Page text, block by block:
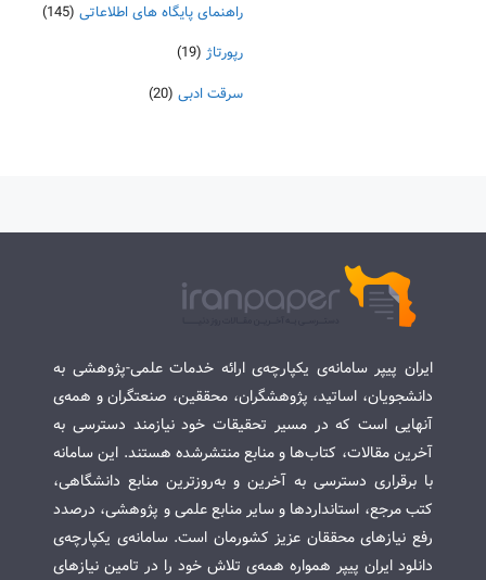
راهنمای پایگاه های اطلاعاتی (145)
رپورتاژ (19)
سرقت ادبی (20)
ایران پیپر سامانه‌ی یکپارچه‌ی ارائه خدمات علمی-پژوهشی به
دانشجویان، اساتید، پژوهشگران، محققین، صنعتگران و همه‌ی
آنهایی است که در مسیر تحقیقات خود نیازمند دسترسی به
آخرین مقالات، کتاب‌ها و منابع منتشرشده هستند. این سامانه
با برقراری دسترسی به آخرین و به‌روزترین منابع دانشگاهی،
کتب مرجع، استانداردها و سایر منابع علمی و پژوهشی، درصدد
رفع نیازهای محققان عزیز کشورمان است. سامانه‌ی یکپارچه‌ی
دانلود ایران پیپر همواره همه‌ی تلاش خود را در تامین نیازهای